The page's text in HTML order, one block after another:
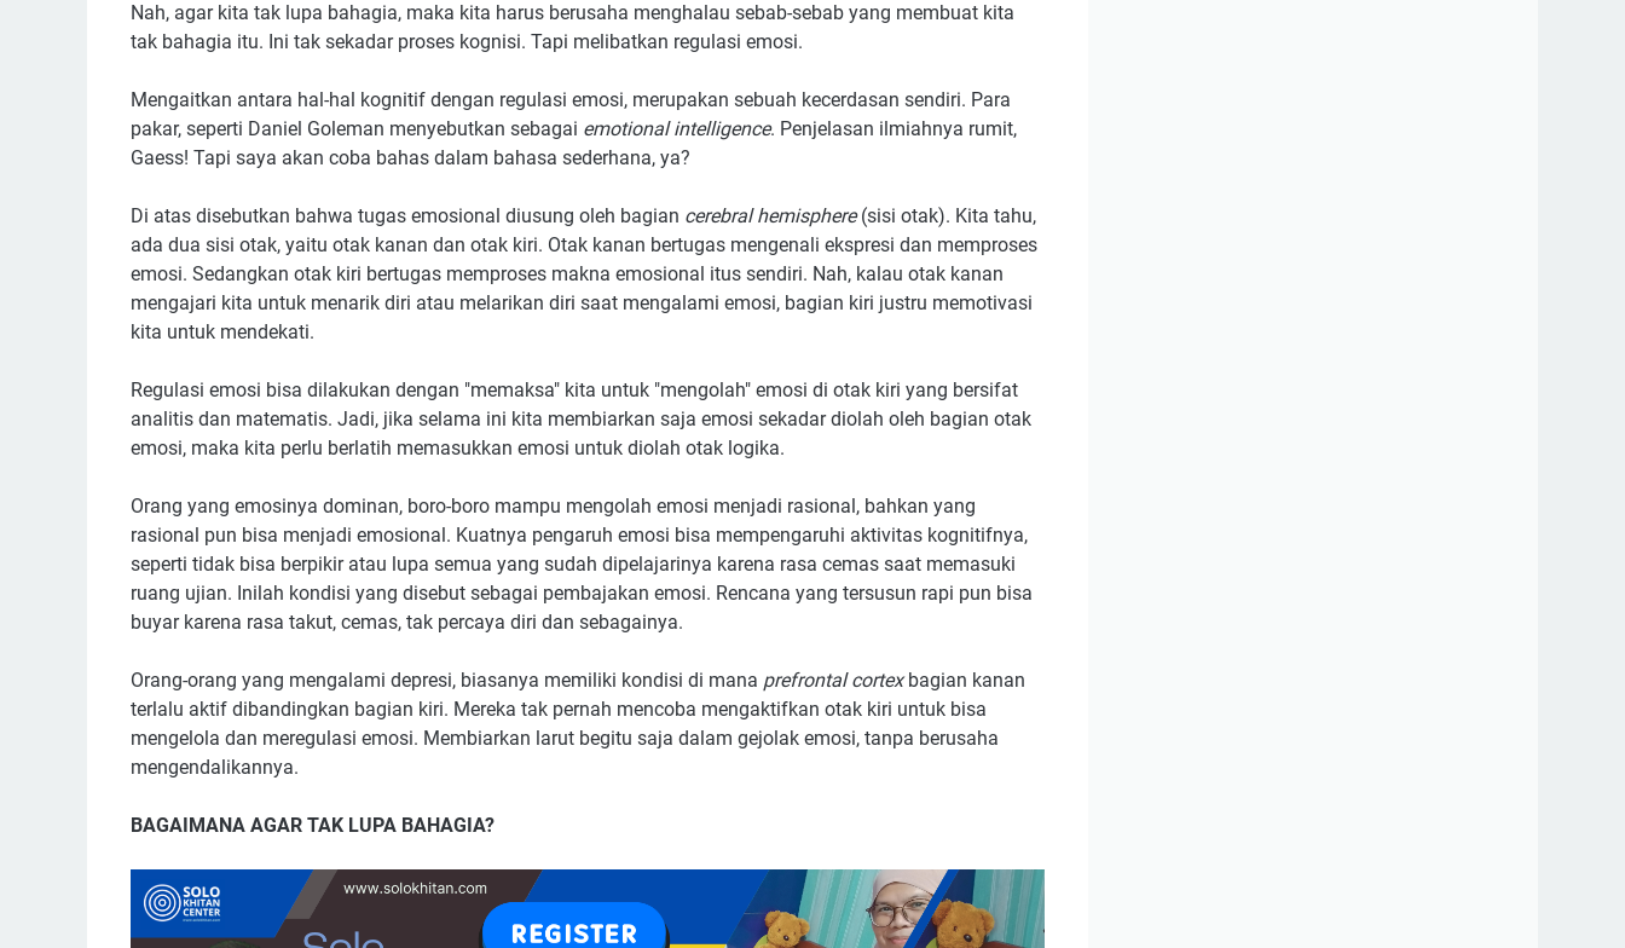
Nah, agar kita tak lupa bahagia, maka kita harus berusaha menghalau sebab-sebab yang membuat kita
tak bahagia itu. Ini tak sekadar proses kognisi. Tapi melibatkan regulasi emosi.
Mengaitkan antara hal-hal kognitif dengan regulasi emosi, merupakan sebuah kecerdasan sendiri. Para
pakar, seperti Daniel Goleman menyebutkan sebagai emotional intelligence. Penjelasan ilmiahnya rumit,
Gaess! Tapi saya akan coba bahas dalam bahasa sederhana, ya?
Di atas disebutkan bahwa tugas emosional diusung oleh bagian cerebral hemisphere(sisi otak). Kita tahu,
ada dua sisi otak, yaitu otak kanan dan otak kiri. Otak kanan bertugas mengenali ekspresi dan memproses
emosi. Sedangkan otak kiri bertugas memproses makna emosional itus sendiri. Nah, kalau otak kanan
mengajari kita untuk menarik diri atau melarikan diri saat mengalami emosi, bagian kiri justru memotivasi
kita untuk mendekati.
Regulasi emosi bisa dilakukan dengan "memaksa" kita untuk "mengolah" emosi di otak kiri yang bersifat
analitis dan matematis. Jadi, jika selama ini kita membiarkan saja emosi sekadar diolah oleh bagian otak
emosi, maka kita perlu berlatih memasukkan emosi untuk diolah otak logika.
Orang yang emosinya dominan, boro-boro mampu mengolah emosi menjadi rasional, bahkan yang
rasional pun bisa menjadi emosional. Kuatnya pengaruh emosi bisa mempengaruhi aktivitas kognitifnya,
seperti tidak bisa berpikir atau lupa semua yang sudah dipelajarinya karena rasa cemas saat memasuki
ruang ujian. Inilah kondisi yang disebut sebagai pembajakan emosi. Rencana yang tersusun rapi pun bisa
buyar karena rasa takut, cemas, tak percaya diri dan sebagainya.
Orang-orang yang mengalami depresi, biasanya memiliki kondisi di mana prefrontal cortexbagian kanan
terlalu aktif dibandingkan bagian kiri. Mereka tak pernah mencoba mengaktifkan otak kiri untuk bisa
mengelola dan meregulasi emosi. Membiarkan larut begitu saja dalam gejolak emosi, tanpa berusaha
mengendalikannya.
BAGAIMANA AGAR TAK LUPA BAHAGIA?